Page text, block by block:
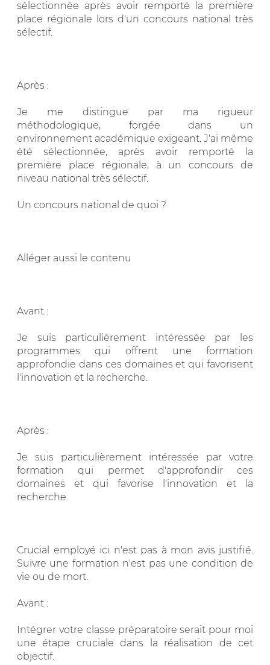
sélectionnée après avoir remporté la première
place régionale lors d'un concours national très
sélectif.
Après :
Je me distingue par ma rigueur
méthodologique, forgée dans un
environnement académique exigeant. J'ai même
été sélectionnée, après avoir remporté la
première place régionale, à un concours de
niveau national très sélectif.
Un concours national de quoi ?
Alléger aussi le contenu
Avant :
Je suis particulièrement intéressée par les
programmes qui offrent une formation
approfondie dans ces domaines et qui favorisent
l'innovation et la recherche.
Après :
Je suis particulièrement intéressée par votre
formation qui permet d'approfondir ces
domaines et qui favorise l'innovation et la
recherche.
Crucial employé ici n'est pas à mon avis justifié.
Suivre une formation n'est pas une condition de
vie ou de mort.
Avant :
Intégrer votre classe préparatoire serait pour moi
une étape cruciale dans la réalisation de cet
objectif.